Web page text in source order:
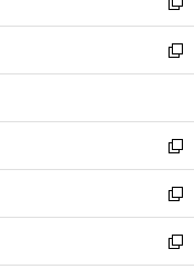
開
く
ウ
で
開
ィ
ン
ド
ウ
開
く
い
ウ
ィ
ン
ウ
で
開
く
新
し
い
ウ
ン
ド
ウ
で
開
く
新
し
ウ
ィ
ン
ド
ウ
で
開
新
し
い
ウ
ィ
新
し
い
新